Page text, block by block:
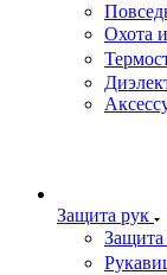
Охота
Защита рук
Защита